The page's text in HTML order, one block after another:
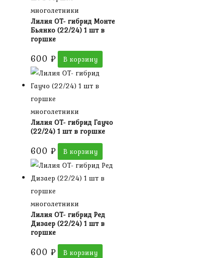
многолетники
Лилия ОТ- гибрид Монте
Бьянко (22/24) 1 шт в
горшке
600 ₽ В корзину
многолетники
Лилия ОТ- гибрид Гаучо
(22/24) 1 шт в горшке
600 ₽ В корзину
многолетники
Лилия ОТ- гибрид Ред
Дизаер (22/24) 1 шт в
горшке
600 ₽ В корзину